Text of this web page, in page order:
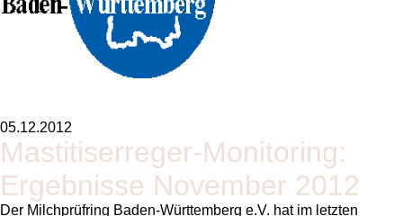
05.12.2012
Mastitiserreger-Monitoring:
Ergebnisse November 2012
Der Milchprüfring Baden-Württemberg e.V. hat im letzten